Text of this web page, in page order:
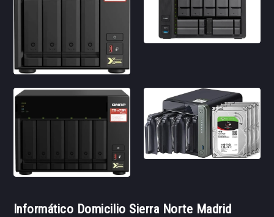
Informático Domicilio Sierra Norte Madrid